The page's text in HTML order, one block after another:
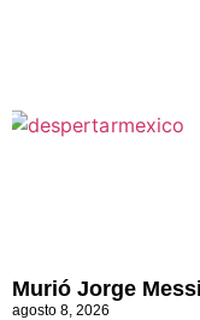
Murió Jorge
agosto 8, 2026